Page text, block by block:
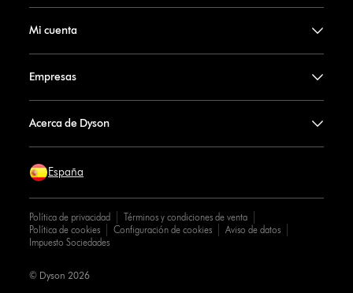
Mi cuenta
Empresas
Acerca de Dyson
España
Política de privacidad
Términos y condiciones de venta
Política de cookies
Configuración de cookies
Aviso de datos
Impuesto Sociedades
© Dyson 2026